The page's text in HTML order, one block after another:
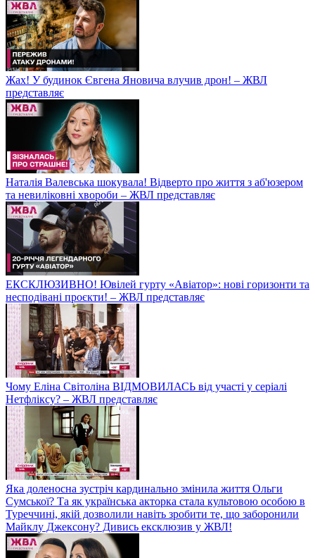
Жах! У будинок Євгена Яновича влучив дрон! – ЖВЛ
представляє
Наталія Валевська шокувала! Відверто про життя з аб'юзером
та невиліковні хвороби – ЖВЛ представляє
ЕКСКЛЮЗИВНО! Ювілей гурту «Авіатор»: нові горизонти та
несподівані проєкти! – ЖВЛ представляє
Чому Еліна Світоліна ВІДМОВИЛАСЬ від участі у серіалі
Нетфліксу? – ЖВЛ представляє
Яка доленосна зустріч кардинально змінила життя Ольги
Сумської? Та як українська акторка стала культовою особою в
Туреччині, якій дозволили навіть зробити те, що заборонили
Майклу Джексону? Дивись ексклюзив у ЖВЛ!